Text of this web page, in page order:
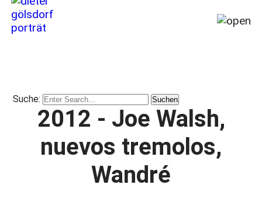
de
1964
hasta
(2026)
Suche:
2012 - Joe Walsh,
nuevos tremolos,
Wandré